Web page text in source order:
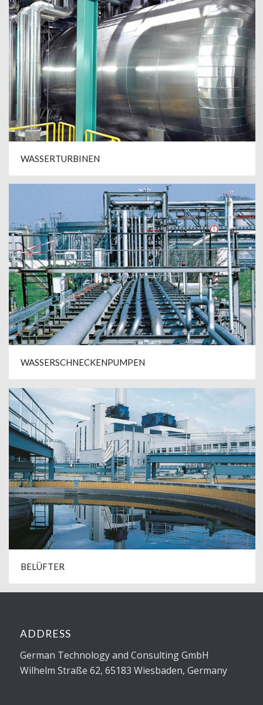
WASSERTURBINEN
WASSERSCHNECKENPUMPEN
BELÜFTER
ADDRESS
German Technology and Consulting GmbH
Wilhelm Straße 62, 65183 Wiesbaden, Germany